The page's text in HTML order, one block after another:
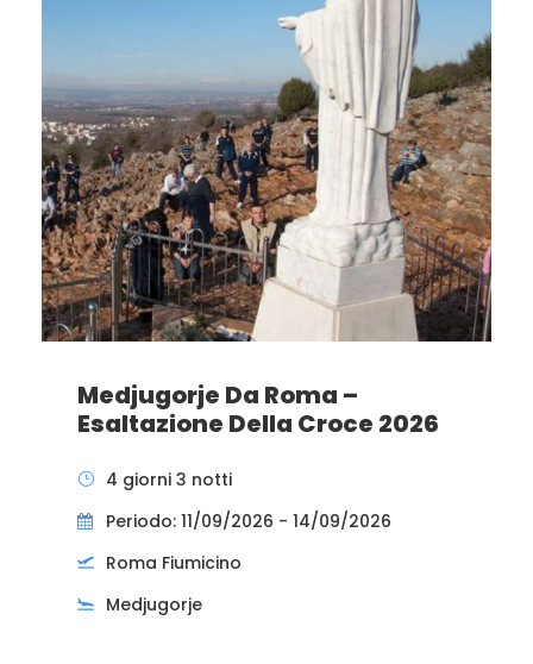
Medjugorje Da Roma –
Esaltazione Della Croce 2026
4 giorni 3 notti
Periodo: 11/09/2026 - 14/09/2026
Roma Fiumicino
Medjugorje